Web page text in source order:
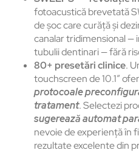
fotoacustică brevetată
de șoc care curăță și
canalar tridimensional —
tubulii dentinari — fără
80+ presetări clinice.
touchscreen de 10.1″
protocoale
tratament. Selectezi
sugerează automat
nevoie de experiență în
rezultate excelente din